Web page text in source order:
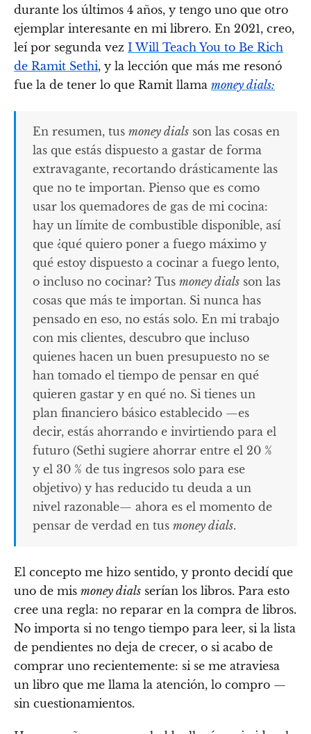
durante los últimos 4 años, y tengo uno que otro
ejemplar interesante en mi librero. En 2021, creo,
leí por segunda vez I Will Teach You to Be Rich
de Ramit Sethi, y la lección que más me resonó
fue la de tener lo que Ramit llama money dials:
En resumen, tus money dials son las cosas en
las que estás dispuesto a gastar de forma
extravagante, recortando drásticamente las
que no te importan. Pienso que es como
usar los quemadores de gas de mi cocina:
hay un límite de combustible disponible, así
que ¿qué quiero poner a fuego máximo y
qué estoy dispuesto a cocinar a fuego lento,
o incluso no cocinar? Tus money dials son las
cosas que más te importan. Si nunca has
pensado en eso, no estás solo. En mi trabajo
con mis clientes, descubro que incluso
quienes hacen un buen presupuesto no se
han tomado el tiempo de pensar en qué
quieren gastar y en qué no. Si tienes un
plan financiero básico establecido —es
decir, estás ahorrando e invirtiendo para el
futuro (Sethi sugiere ahorrar entre el 20 %
y el 30 % de tus ingresos solo para ese
objetivo) y has reducido tu deuda a un
nivel razonable— ahora es el momento de
pensar de verdad en tus money dials.
El concepto me hizo sentido, y pronto decidí que
uno de mis money dials serían los libros. Para esto
cree una regla: no reparar en la compra de libros.
No importa si no tengo tiempo para leer, si la lista
de pendientes no deja de crecer, o si acabo de
comprar uno recientemente: si se me atraviesa
un libro que me llama la atención, lo compro —
sin cuestionamientos.